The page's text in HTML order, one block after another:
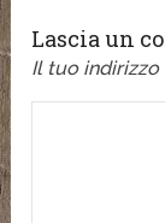
Lascia un
Il tuo indirizzo